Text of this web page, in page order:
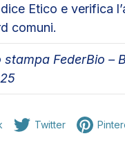
Etico e verifica
comuni.
FederBio –
Twitter